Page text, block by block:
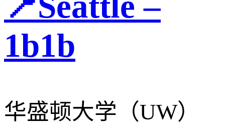
1b1b
华盛顿大学（UW）